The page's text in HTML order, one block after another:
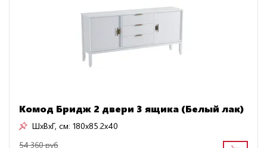
Комод Бридж 2 двери 3 ящика (Белый лак)
ШxВxГ, см: 180x85.2x40
54 360 руб